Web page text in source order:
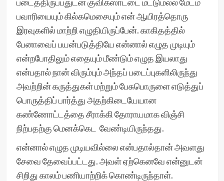
பவாரியையும் கில்கமெசையும் என் ஆயிரத்தொரு
இரவுகளில் மாற்றி எழுதியிருப்பேன். காகிதத்தில்
பேனாவைப் பயன்படுத்தியே என்னால் எழுத முடியும்
என்றபோதிலும் எதையும் மீண்டும் எழுத இயலாது
என்பதால் நான் விரும்பும் அந்தப் படைப்புகளிலிருந்து
அவற்றின் கருத்துகள் மற்றும் பேசுபொருளை எடுத்துப்
பொருத்திப் பார்த்து அதற்கிடையேயான
கண்ணோட்டத்தை சீராக்கி தோராயமாக விஞ்சி
நிற்பதற்கு மெனக்கெட வேண்டியிருந்தது.
என்னால் எழுத முடியவில்லை என்பதால்தான் அவளது
சேவை தேவைப்பட்டது. அவள் ஏற்கெனவே என்னுடன்
சிறிது காலம் பணியாற்றிக் கொண்டிருந்தாள்.